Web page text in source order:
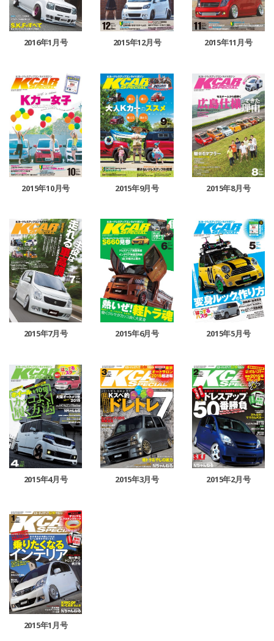
2016年1月号 2015年12月号 2015年11月号
2015年10月号 2015年9月号 2015年8月号
2015年7月号 2015年6月号 2015年5月号
2015年4月号 2015年3月号 2015年2月号
2015年1月号